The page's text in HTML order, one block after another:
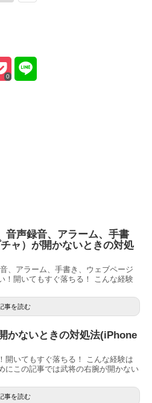
0
音声録音、アラーム、手書
ャ）が開かないときの対処
、アラーム、手書き、ウェブページ
！開いてもすぐ落ちる！ こんな経験
事を読む
かないときの対処法(iPhone
開いてもすぐ落ちる！ こんな経験は
にこの記事では武将の右腕が開かない
事を読む